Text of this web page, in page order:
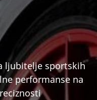
ljubitelje sportskih
performanse na